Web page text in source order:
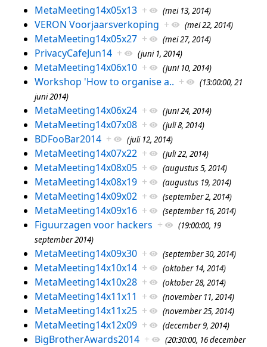
MetaMeeting14x05x13 + (mei 13, 2014)
VERON Voorjaarsverkoping + (mei 22, 2014)
MetaMeeting14x05x27 + (mei 27, 2014)
PrivacyCafeJun14 + (juni 1, 2014)
MetaMeeting14x06x10 + (juni 10, 2014)
Workshop 'How to organise a.. +
(13:00:00, 21
juni 2014)
MetaMeeting14x06x24 + (juni 24, 2014)
MetaMeeting14x07x08 + (juli 8, 2014)
BDFooBar2014 + (juli 12, 2014)
MetaMeeting14x07x22 + (juli 22, 2014)
MetaMeeting14x08x05 + (augustus 5, 2014)
MetaMeeting14x08x19 + (augustus 19, 2014)
MetaMeeting14x09x02 + (september 2, 2014)
MetaMeeting14x09x16 + (september 16, 2014)
Figuurzagen voor hackers +
(19:00:00, 19
september 2014)
MetaMeeting14x09x30 + (september 30, 2014)
MetaMeeting14x10x14 + (oktober 14, 2014)
MetaMeeting14x10x28 + (oktober 28, 2014)
MetaMeeting14x11x11 + (november 11, 2014)
MetaMeeting14x11x25 + (november 25, 2014)
MetaMeeting14x12x09 + (december 9, 2014)
BigBrotherAwards2014 +
(20:30:00, 16 december